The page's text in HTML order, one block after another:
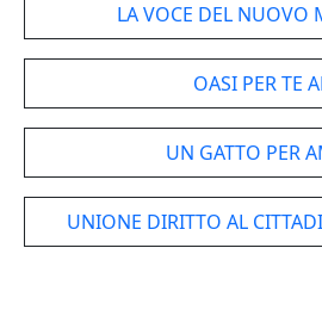
LA VOCE DEL NUOVO
OASI PER TE
UN GATTO PER
UNIONE DIRITTO AL